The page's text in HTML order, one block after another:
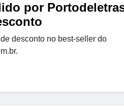
por
desconto no best-seller do